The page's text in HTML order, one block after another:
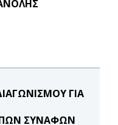
ΓΙΑ
ΣΥΝΑΦΩΝ